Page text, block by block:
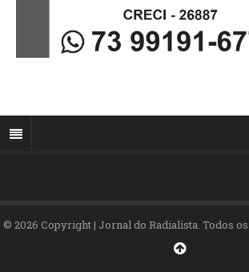
© 2026 Copyright | Jornal do Radialista. Todos